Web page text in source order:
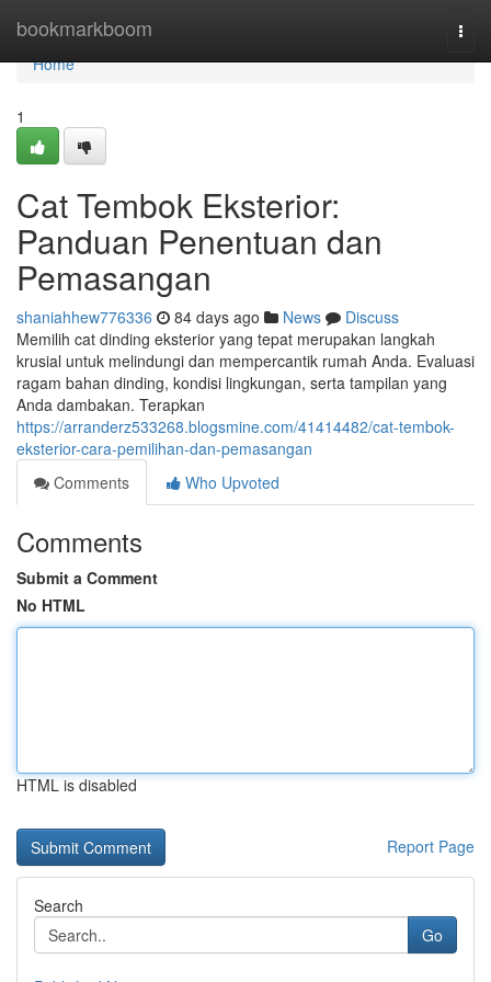
bookmarkboom
Home
Home
1
Cat Tembok Eksterior:
Panduan Penentuan dan
Pemasangan
shaniahhew776336 84 days ago News
Discuss
Memilih cat dinding eksterior yang tepat merupakan langkah
krusial untuk melindungi dan mempercantik rumah Anda. Evaluasi
ragam bahan dinding, kondisi lingkungan, serta tampilan yang
Anda dambakan. Terapkan
https://arranderz533268.blogsmine.com/41414482/cat-tembok-
eksterior-cara-pemilihan-dan-pemasangan
Comments
Who Upvoted
Comments
Submit a Comment
No HTML
HTML is disabled
Report Page
Search
Go